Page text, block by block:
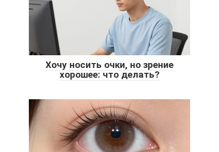
Хочу носить очки, но зрение
хорошее: что делать?